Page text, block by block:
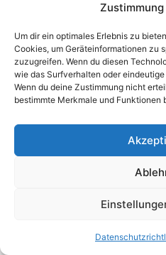
Um dir ein optimales Erlebnis zu
Cookies, um Geräteinformationen zu
zuzugreifen. Wenn du diesen
wie das Surfverhalten oder
Wenn du deine Zustimmung nicht
bestimmte Merkmale und Funktionen